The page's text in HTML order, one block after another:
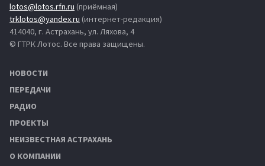
lotos@lotos.rfn.ru (приёмная)
trklotos@yandex.ru (интернет-редакция)
414040, г. Астрахань, ул. Ляхова, 4
© ГТРК Лотос. Все права защищены.
НОВОСТИ
ПЕРЕДАЧИ
РАДИО
ПРОЕКТЫ
НЕИЗВЕСТНАЯ АСТРАХАНЬ
О КОМПАНИИ